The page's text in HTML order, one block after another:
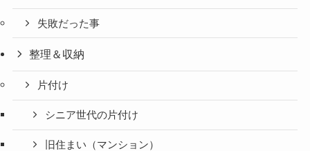
失敗だった事
整理＆収納
片付け
シニア世代の片付け
旧住まい（マンション）